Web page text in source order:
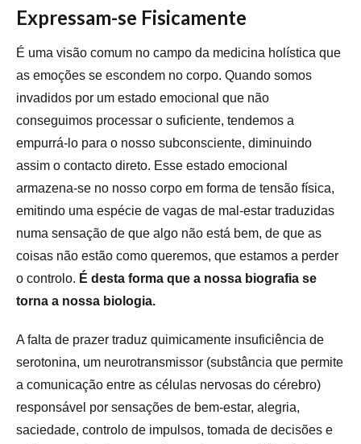
Expressam-se Fisicamente
É uma visão comum no campo da medicina holística que
as emoções se escondem no corpo. Quando somos
invadidos por um estado emocional que não
conseguimos processar o suficiente, tendemos a
empurrá-lo para o nosso subconsciente, diminuindo
assim o contacto direto. Esse estado emocional
armazena-se no nosso corpo em forma de tensão física,
emitindo uma espécie de vagas de mal-estar traduzidas
numa sensação de que algo não está bem, de que as
coisas não estão como queremos, que estamos a perder
o controlo. É desta forma que a nossa biografia se
torna a nossa biologia.
A falta de prazer traduz quimicamente insuficiência de
serotonina, um neurotransmissor (substância que permite
a comunicação entre as células nervosas do cérebro)
responsável por sensações de bem-estar, alegria,
saciedade, controlo de impulsos, tomada de decisões e